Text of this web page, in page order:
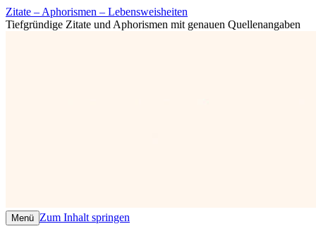
Zitate – Aphorismen – Lebensweisheiten
Tiefgründige Zitate und Aphorismen mit genauen Quellenangaben
Menü Zum Inhalt springen